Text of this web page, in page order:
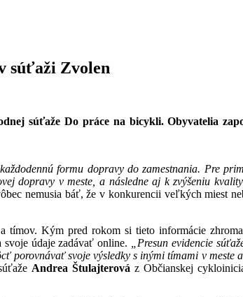
súťaži Zvolen
súťaže Do práce na bicykli. Obyvatelia
formu dopravy do zamestnania. Pre
dopravy v meste, a následne aj k zvýšeniu
nemusia báť, že v konkurencii veľkých miest
Kým pred rokom si tieto informácie
údaje zadávať online.
„Presun evidencie
svoje výsledky s inými tímami v
Andrea Štulajterová z Občianskej